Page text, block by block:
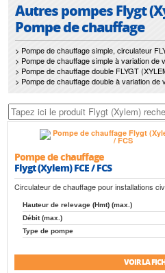
Autres pompes Flygt
Pompe de chauffage
> Pompe de chauffage simple, circulateur
> Pompe de chauffage simple à variation de
> Pompe de chauffage double FLYGT
> Pompe de chauffage double à variation de
Pompe de chauffage
Flygt (Xylem) FCE / FCS
Circulateur de chauffage pour installations
Hauteur de relevage (Hmt) (max.)
Débit (max.)
Type de pompe
VOIR LA